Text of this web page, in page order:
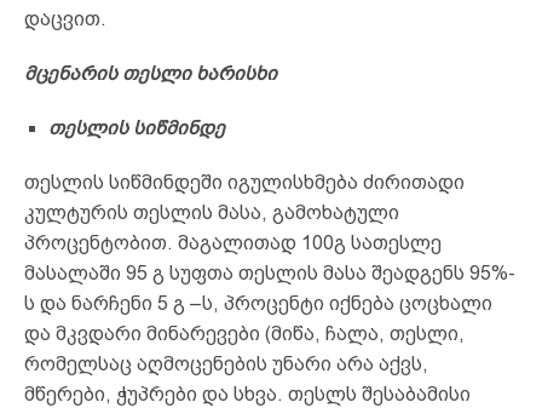
დაცვით.
მცენარის თესლი ხარისხი
თესლისსიწმინდე
თესლის სიწმინდეში იგულისხმება ძირითადი
კულტურის თესლის მასა, გამოხატული
პროცენტობით. მაგალითად 100გ სათესლე
მასალაში 95 გ სუფთა თესლის მასა შეადგენს 95%-
ს და ნარჩენი 5 გ –ს, პროცენტი იქნება ცოცხალი
და მკვდარი მინარევები (მიწა, ჩალა, თესლი,
რომელსაც აღმოცენების უნარი არა აქვს,
მწერები, ჭუპრები და სხვა. თესლს შესაბამისი